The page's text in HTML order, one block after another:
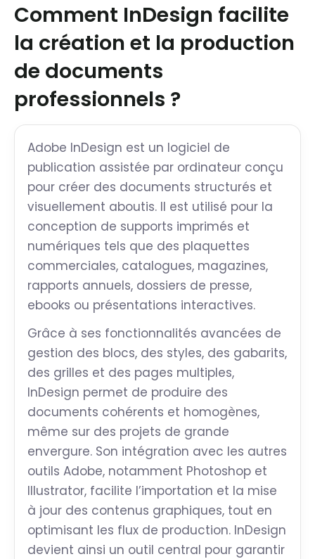
Comment InDesign facilite
la création et la production
de documents
professionnels ?
Adobe InDesign est un logiciel de
publication assistée par ordinateur conçu
pour créer des documents structurés et
visuellement aboutis. Il est utilisé pour la
conception de supports imprimés et
numériques tels que des plaquettes
commerciales, catalogues, magazines,
rapports annuels, dossiers de presse,
ebooks ou présentations interactives.
Grâce à ses fonctionnalités avancées de
gestion des blocs, des styles, des gabarits,
des grilles et des pages multiples,
InDesign permet de produire des
documents cohérents et homogènes,
même sur des projets de grande
envergure. Son intégration avec les autres
outils Adobe, notamment Photoshop et
Illustrator, facilite l’importation et la mise
à jour des contenus graphiques, tout en
optimisant les flux de production. InDesign
devient ainsi un outil central pour garantir